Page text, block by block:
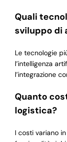
Quali
sviluppo di
Le tecnologie
l’intelligenza
l’integrazione
Quanto
logistica?
I costi variano